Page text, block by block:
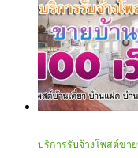
บริการรับจ้างโพสต์ขา